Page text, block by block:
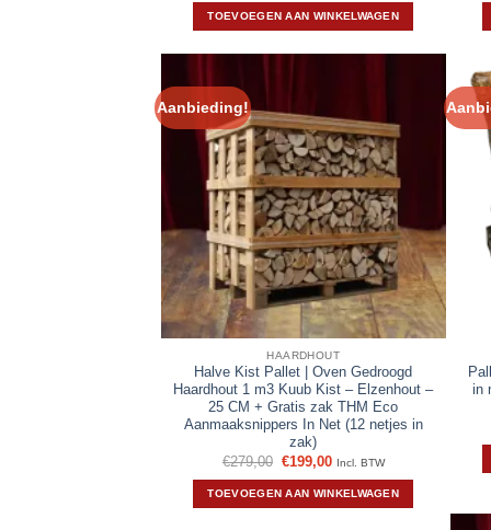
was:
€819,00.
is:
€699,00.
TOEVOEGEN AAN WINKELWAGEN
Aanbieding!
HAARDHOUT
Halve Kist Pallet | Oven Gedroogd
Haardhout 1 m3 Kuub Kist – Elzenhout –
25 CM + Gratis zak THM Eco
Aanmaaksnippers In Net (12 netjes in
zak)
€279,00 Oorspronkelijke
was:
€279,00.
€199,00Huidige
is:
€199,00.
Incl. BTW
TOEVOEGEN AAN WINKELWAGEN
in